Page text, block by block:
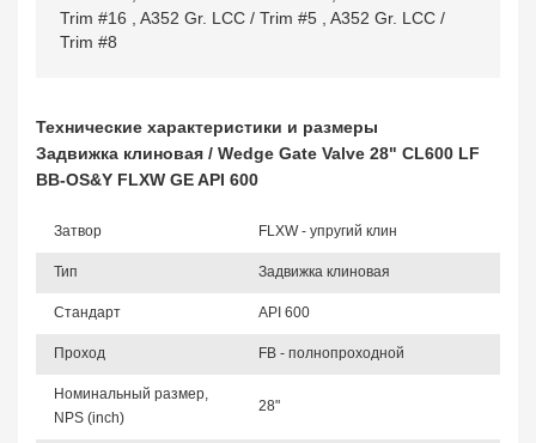
Trim #16
A352 Gr. LCC / Trim #5
A352 Gr. LCC /
Trim #8
Технические характеристики и размеры
Задвижка клиновая / Wedge Gate Valve 28" CL600 LF
BB-OS&Y FLXW GE API 600
Затвор FLXW - упругий клин
Тип Задвижка клиновая
Стандарт API 600
Проход FB - полнопроходной
Номинальный размер,
NPS (inch)
28"